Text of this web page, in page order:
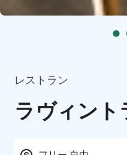
レストラン
ラヴィント